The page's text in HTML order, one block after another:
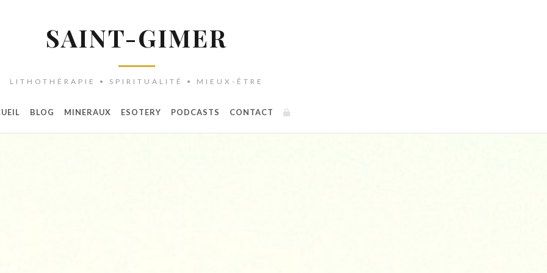
SAINT-GIMER
LITHOTHÉRAPIE • SPIRITUALITÉ • MIEUX-ÊTRE
BLOG MINERAUX ESOTERY PODCASTS CONTACT